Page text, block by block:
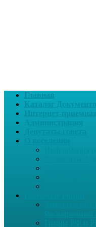
Главная
Каталог